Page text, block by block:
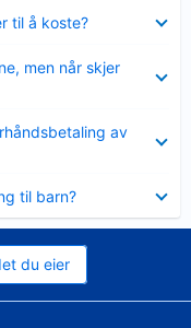
til å koste?
men når skjer
av
til barn?
du eier